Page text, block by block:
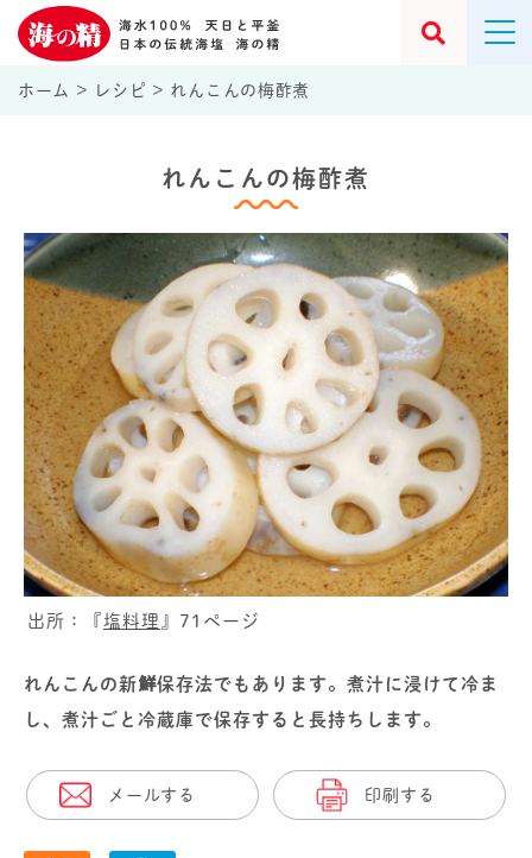
ホーム > レシピ > れんこんの梅酢煮
れんこんの梅酢煮
出所：『塩料理 』71ページ
れんこんの新鮮保存法でもあります。煮汁に浸けて冷ま
し、煮汁ごと冷蔵庫で保存すると長持ちします。
メールする 印刷する